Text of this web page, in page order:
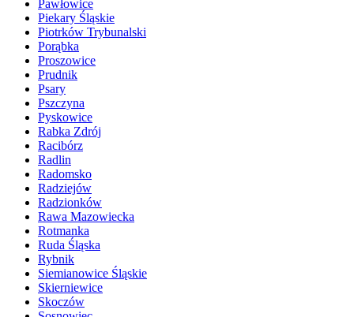
Pawłowice
Piekary Śląskie
Piotrków Trybunalski
Porąbka
Proszowice
Prudnik
Psary
Pszczyna
Pyskowice
Rabka Zdrój
Racibórz
Radlin
Radomsko
Radziejów
Radzionków
Rawa Mazowiecka
Rotmanka
Ruda Śląska
Rybnik
Siemianowice Śląskie
Skierniewice
Skoczów